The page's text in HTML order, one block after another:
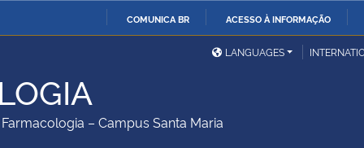
COMUNICA BR ACESSO À INFORMAÇÃO
Ministério da Defesa
Ministério das Relações
Exteriores
Ministério da Cidadania
LANGUAGES
– Campus Santa Maria